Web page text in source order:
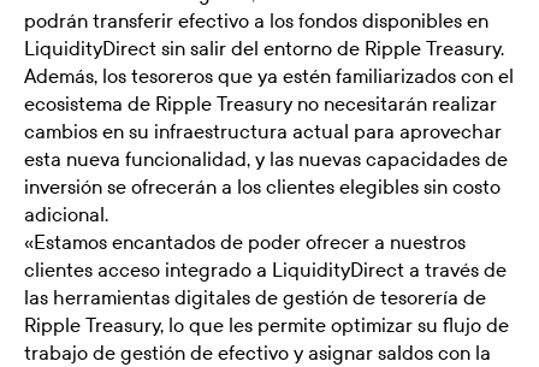
podrán transferir efectivo a los fondos disponibles en
LiquidityDirect sin salir del entorno de Ripple Treasury.
Además, los tesoreros que ya estén familiarizados con el
ecosistema de Ripple Treasury no necesitarán realizar
cambios en su infraestructura actual para aprovechar
esta nueva funcionalidad, y las nuevas capacidades de
inversión se ofrecerán a los clientes elegibles sin costo
adicional.
«Estamos encantados de poder ofrecer a nuestros
clientes acceso integrado a LiquidityDirect a través de
las herramientas digitales de gestión de tesorería de
Ripple Treasury, lo que les permite optimizar su flujo de
trabajo de gestión de efectivo y asignar saldos con la